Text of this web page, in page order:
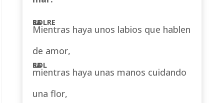
Mientras haya unos labios que hablen
de amor,
mientras haya unas manos cuidando
una flor,